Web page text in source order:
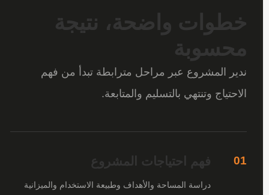
خطوات واضحة، نتيجة
محسوبة
ندير المشروع عبر مراحل مترابطة تبدأ من فهم
الاحتياج وتنتهي بالتسليم والمتابعة.
01 فهم احتياجات المشروع
دراسة المساحة والأهداف وطبيعة الاستخدام والميزانية